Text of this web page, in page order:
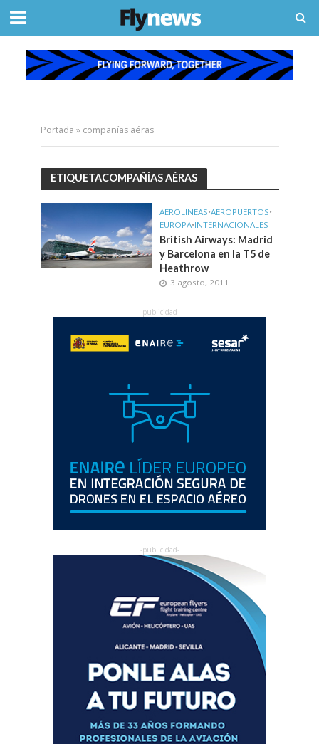
Portada » compañías aéras
ETIQUETACOMPAÑÍAS AÉRAS
AEROLINEAS•AEROPUERTOS•
EUROPA•INTERNACIONALES
British Airways: Madrid
y Barcelona en la T5 de
Heathrow
3 agosto, 2011